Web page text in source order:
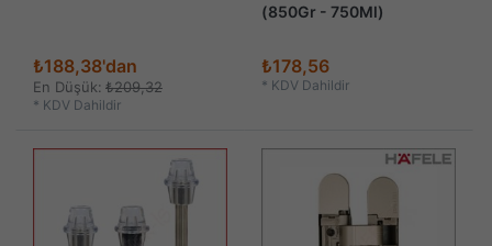
₺188,38'dan
En Düşük: ₺209,32
* KDV Dahildir
(850Gr - 750Ml)
₺178,56
* KDV Dahildir